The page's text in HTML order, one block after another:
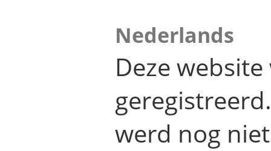
Nederlands
Deze
werd nog